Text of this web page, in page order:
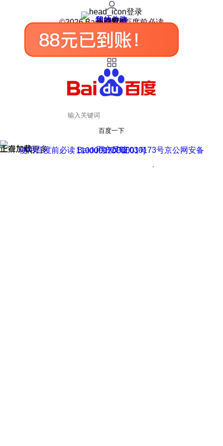
登录
我的关注
我的收藏
皮肤中心
用户反馈
设置
©2026 Baidu 使用百度前必读
百度一下
正在加载
上滑加载更多 用户反馈
使用百度前必读 Baidu 京ICP证030173号
京公网安备11000002000001号